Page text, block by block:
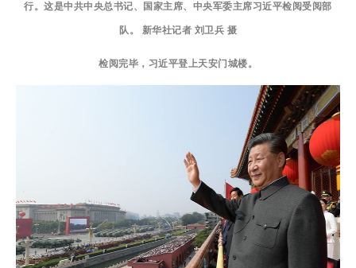
行。这是中共中央总书记、国家主席、中央军委主席习近平检阅受阅部
队。 新华社记者 刘卫兵 摄
检阅完毕，习近平登上天安门城楼。